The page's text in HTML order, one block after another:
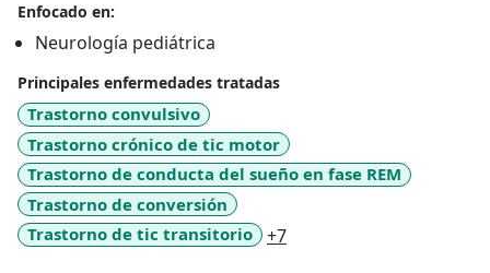
Neurología Pediátrica, CAMELICE (2025-2026).
Facultad de Medicina y Nutrición Campus
Mexicali, UABC, Mexicali, Baja Cfa (2025-
2026-1).
Enfocado en:
Neurología pediátrica
Principales enfermedades tratadas
Trastorno convulsivo
Trastorno crónico de tic motor
Trastorno de conducta del sueño en fase REM
Trastorno de conversión
Trastorno de tic transitorio
+7a11y_sr_more_diseases